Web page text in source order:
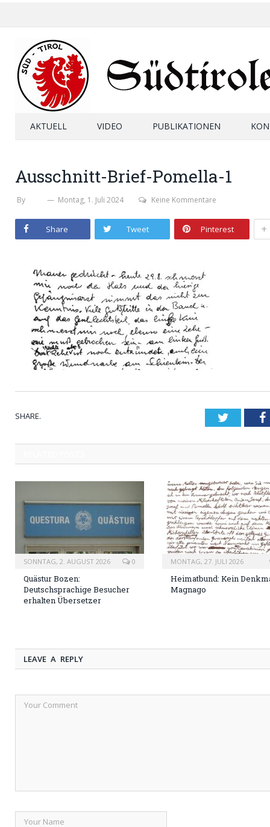
AKTUELL VIDEO PUBLIKATIONEN
Ausschnitt-Brief-Pomella-1
By Montag, 1. Juli 2024 Keine Kommentare
Share Tweet Pinterest +
SHARE. Twitter
SONNTAG, 2. AUGUST 2026 0
Quästur Bozen:
Deutschsprachige Besucher
erhalten Übersetzer
MONTAG, 27. JULI 2026
Heimatbund: Kein
Magnago
LEAVE A REPLY